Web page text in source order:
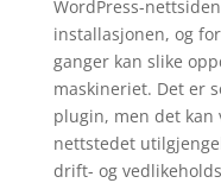
WordPress-
installasjonen, og
ganger kan slike
maskineriet. Det er
plugin, men det
nettstedet
drift- og